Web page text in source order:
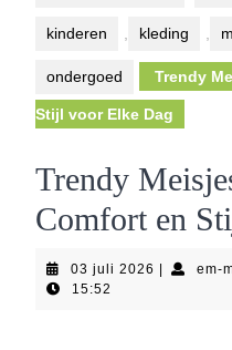
kinderen kleding
ondergoed Trendy
Stijl voor Elke Dag
Trendy
Comfort en
03 juli 2026 03
em-
15:52